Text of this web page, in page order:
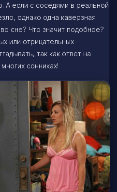
А если с соседями в реальной
однако одна каверзная
сне? Что значит подобное?
или отрицательных
так как ответ на
сонниках!